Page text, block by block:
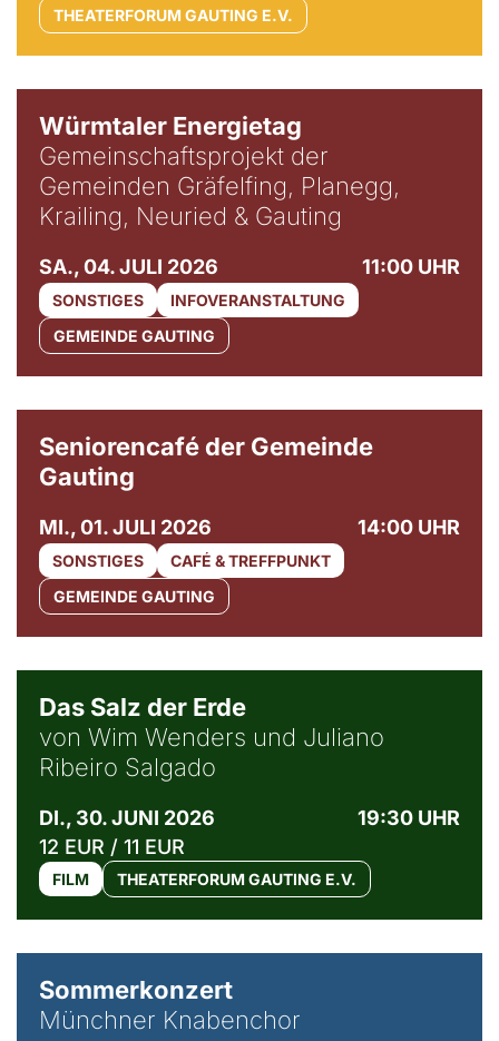
THEATERFORUM GAUTING E.V.
Würmtaler Energietag
Gemeinschaftsprojekt der
Gemeinden Gräfelfing, Planegg,
Krailing, Neuried & Gauting
SA., 04. JULI 2026 11:00 UHR
SONSTIGES
INFOVERANSTALTUNG
GEMEINDE GAUTING
Seniorencafé der Gemeinde
Gauting
MI., 01. JULI 2026 14:00 UHR
SONSTIGES
CAFÉ & TREFFPUNKT
GEMEINDE GAUTING
Das Salz der Erde
von Wim Wenders und Juliano
Ribeiro Salgado
DI., 30. JUNI 2026
19:30 UHR
12 EUR / 11 EUR
FILM THEATERFORUM GAUTING E.V.
Sommerkonzert
Münchner Knabenchor